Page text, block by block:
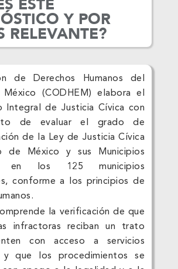
ESTE
Y POR
RELEVANTE?
de Derechos Humanos del
(CODHEM) elabora el
Integral de Justicia Cívica con
de evaluar el grado de
de la Ley de Justicia Cívica
de México y sus Municipios
en los 125 municipios
conforme a los principios de
la verificación de que
infractoras reciban un trato
con acceso a servicios
y que los procedimientos se